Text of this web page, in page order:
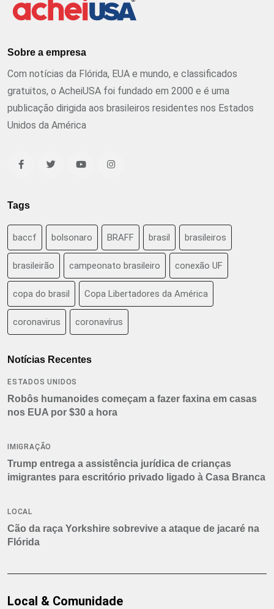
Sobre a empresa
Com notícias da Flórida, EUA e mundo, e classificados
gratuitos, o AcheiUSA foi fundado em 2000 e é uma
publicação dirigida aos brasileiros residentes nos Estados
Unidos da América
Tags
baccf bolsonaro BRAFF brasil brasileiros
brasileirão campeonato brasileiro conexão UF
copa do brasil Copa Libertadores da América
coronavirus coronavírus
Notícias Recentes
ESTADOS UNIDOS
Robôs humanoides começam a fazer faxina em casas
nos EUA por $30 a hora
IMIGRAÇÃO
Trump entrega a assistência jurídica de crianças
imigrantes para escritório privado ligado à Casa Branca
LOCAL
Cão da raça Yorkshire sobrevive a ataque de jacaré na
Flórida
Local & Comunidade